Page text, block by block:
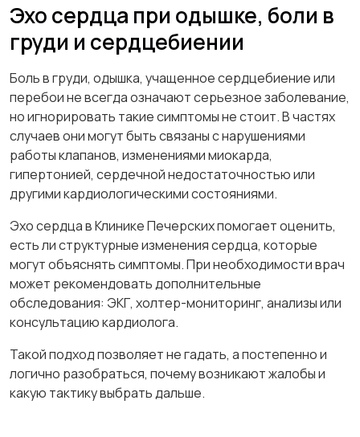
Эхо сердца при одышке, боли в
груди и сердцебиении
Боль в груди, одышка, учащенное сердцебиение или
перебои не всегда означают серьезное заболевание,
но игнорировать такие симптомы не стоит. В частях
случаев они могут быть связаны с нарушениями
работы клапанов, изменениями миокарда,
гипертонией, сердечной недостаточностью или
другими кардиологическими состояниями.
Эхо сердца в Клинике Печерских помогает оценить,
есть ли структурные изменения сердца, которые
могут объяснять симптомы. При необходимости врач
может рекомендовать дополнительные
обследования: ЭКГ, холтер-мониторинг, анализы или
консультацию кардиолога.
Такой подход позволяет не гадать, а постепенно и
логично разобраться, почему возникают жалобы и
какую тактику выбрать дальше.